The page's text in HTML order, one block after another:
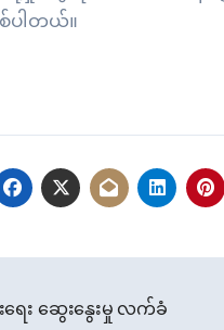
ပါတယ်။
းရေး ဆွေးနွေးမှု လက်ခံ